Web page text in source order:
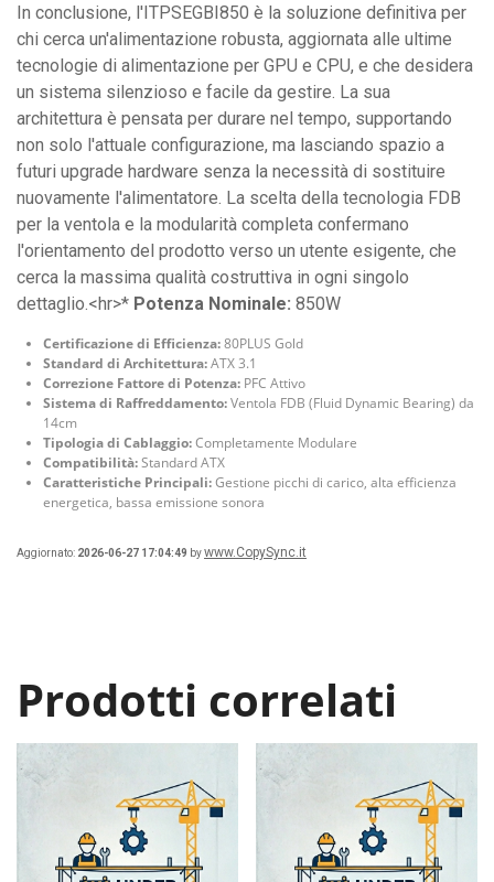
In conclusione, l'ITPSEGBI850 è la soluzione definitiva per
chi cerca un'alimentazione robusta, aggiornata alle ultime
tecnologie di alimentazione per GPU e CPU, e che desidera
un sistema silenzioso e facile da gestire. La sua
architettura è pensata per durare nel tempo, supportando
non solo l'attuale configurazione, ma lasciando spazio a
futuri upgrade hardware senza la necessità di sostituire
nuovamente l'alimentatore. La scelta della tecnologia FDB
per la ventola e la modularità completa confermano
l'orientamento del prodotto verso un utente esigente, che
cerca la massima qualità costruttiva in ogni singolo
dettaglio.<hr>* Potenza Nominale: 850W
Certificazione di Efficienza:80PLUS Gold
Standard di Architettura:ATX 3.1
Correzione Fattore di Potenza: PFC Attivo
Sistema di Raffreddamento:Ventola FDB (Fluid Dynamic Bearing) da
14cm
Tipologia di Cablaggio:Completamente Modulare
Compatibilità:Standard ATX
Caratteristiche Principali:Gestione picchi di carico, alta efficienza
energetica, bassa emissione sonora
Aggiornato: 2026-06-27 17:04:49 bywww.CopySync.it
Prodotti correlati